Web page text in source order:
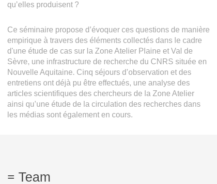
qu’elles produisent ?
Ce séminaire propose d’évoquer ces questions de manière
empirique à travers des éléments collectés dans le cadre
d'une étude de cas sur la Zone Atelier Plaine et Val de
Sèvre, une infrastructure de recherche du CNRS située en
Nouvelle Aquitaine. Cinq séjours d’observation et des
entretiens ont déjà pu être effectués, une analyse des
articles scientifiques des chercheurs de la Zone Atelier
ainsi qu’une étude de la circulation des recherches dans
les médias sont également en cours.
Team